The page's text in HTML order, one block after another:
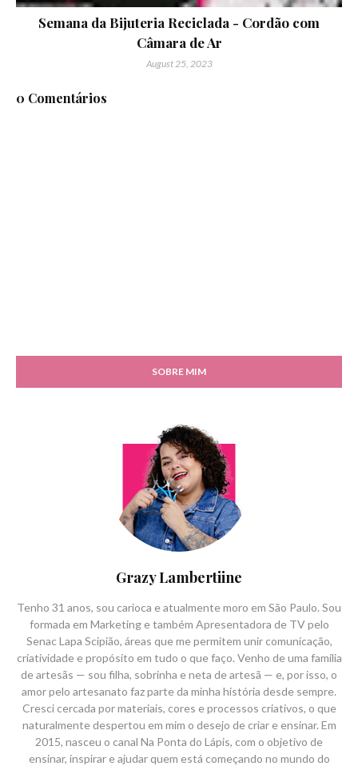
Semana da Bijuteria Reciclada - Cordão com
Câmara de Ar
August 25, 2023
0 Comentários
SOBRE MIM
Grazy Lambertiine
Tenho 31 anos, sou carioca e atualmente moro em São Paulo. Sou
formada em Marketing e também Apresentadora de TV pelo
Senac Lapa Scipião, áreas que me permitem unir comunicação,
criatividade e propósito em tudo o que faço. Venho de uma família
de artesãs — sou filha, sobrinha e neta de artesã — e, por isso, o
amor pelo artesanato faz parte da minha história desde sempre.
Cresci cercada por materiais, cores e processos criativos, o que
naturalmente despertou em mim o desejo de criar e ensinar. Em
2015, nasceu o canal Na Ponta do Lápis, com o objetivo de
ensinar, inspirar e ajudar quem está começando no mundo do